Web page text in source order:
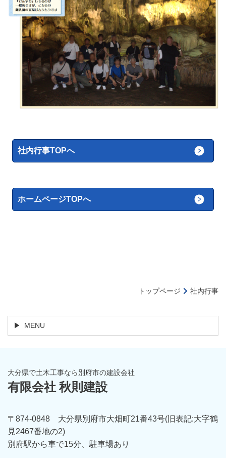
社内行事TOPへ
ホームページTOPへ
トップページ 社内行事
MENU
大分県で土木工事なら別府市の建設会社
有限会社 秋則建設
〒874-0848 大分県別府市大畑町21番43号(旧表記:大字鶴
見2467番地の2)
別府駅から車で15分、駐車場あり